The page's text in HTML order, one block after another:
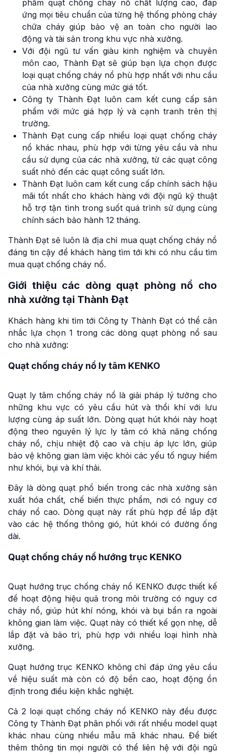
phẩm quạt chống cháy nổ chất lượng cao, đáp
ứng mọi tiêu chuẩn của từng hệ thống phòng cháy
chữa cháy giúp bảo vệ an toàn cho người lao
động và tài sản trong khu vực nhà xưởng.
Với đội ngũ tư vấn giàu kinh nghiệm và chuyên
môn cao, Thành Đạt sẽ giúp bạn lựa chọn được
loại quạt chống cháy nổ phù hợp nhất với nhu cầu
của nhà xưởng cùng mức giá tốt.
Công ty Thành Đạt luôn cam kết cung cấp sản
phẩm với mức giá hợp lý và cạnh tranh trên thị
trường.
Thành Đạt cung cấp nhiều loại quạt chống cháy
nổ khác nhau, phù hợp với từng yêu cầu và nhu
cầu sử dụng của các nhà xưởng, từ các quạt công
suất nhỏ đến các quạt công suất lớn.
Thành Đạt luôn cam kết cung cấp chính sách hậu
mãi tốt nhất cho khách hàng với đội ngũ kỹ thuật
hỗ trợ tận tình trong suốt quá trình sử dụng cùng
chính sách bảo hành 12 tháng.
Thành Đạt sẽ luôn là địa chỉ mua quạt chống cháy nổ
đáng tin cậy để khách hàng tìm tới khi có nhu cầu tìm
mua quạt chống cháy nổ.
Giới thiệu các dòng quạt phòng nổ cho
nhà xưởng tại Thành Đạt
Khách hàng khi tìm tới Công ty Thành Đạt có thể cân
nhắc lựa chọn 1 trong các dòng quạt phòng nổ sau
cho nhà xưởng:
Quạt chống cháy nổ ly tâm KENKO
Quạt ly tâm chống cháy nổ là giải pháp lý tưởng cho
những khu vực có yêu cầu hút và thổi khí với lưu
lượng cùng áp suất lớn. Dòng quạt hút khói này hoạt
động theo nguyên lý lực ly tâm có khả năng chống
cháy nổ, chịu nhiệt độ cao và chịu áp lực lớn, giúp
bảo vệ không gian làm việc khỏi các yếu tố nguy hiểm
như khói, bụi và khí thải.
Đây là dòng quạt phổ biến trong các nhà xưởng sản
xuất hóa chất, chế biến thực phẩm, nơi có nguy cơ
cháy nổ cao. Dòng quạt này rất phù hợp để lắp đặt
vào các hệ thống thông gió, hút khói có đường ống
dài.
Quạt chống cháy nổ hướng trục KENKO
Quạt hướng trục chống cháy nổ KENKO được thiết kế
để hoạt động hiệu quả trong môi trường có nguy cơ
cháy nổ, giúp hút khí nóng, khói và bụi bẩn ra ngoài
không gian làm việc. Quạt này có thiết kế gọn nhẹ, dễ
lắp đặt và bảo trì, phù hợp với nhiều loại hình nhà
xưởng.
Quạt hướng trục KENKO không chỉ đáp ứng yêu cầu
về hiệu suất mà còn có độ bền cao, hoạt động ổn
định trong điều kiện khắc nghiệt.
Cả 2 loại quạt chống cháy nổ KENKO này đều được
Công ty Thành Đạt phân phối với rất nhiều model quạt
khác nhau cùng nhiều mẫu mã khác nhau. Để biết
thêm thông tin mọi người có thể liên hệ với đội ngũ